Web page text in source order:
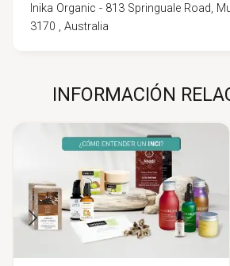
Inika Organic - 813 Springuale Road,
3170 , Australia
INFORMACIÓN